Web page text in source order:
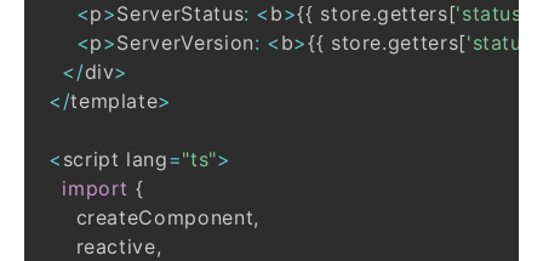
<p>ServerStatus: < b>{{ store.getters['status/
<p>ServerVersion: < b>{{ store.getters[
< /div>
< /template>
< script lang="ts">
import {
    createComponent
,
    reactive
,